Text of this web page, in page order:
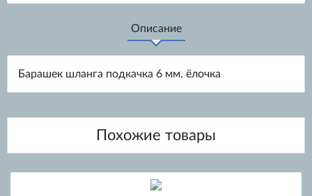
Описание
Барашек шланга подкачка 6 мм. ёлочка